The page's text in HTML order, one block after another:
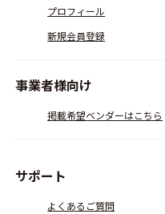
プロフィール
新規会員登録
事業者様向け
掲載希望ベンダーはこちら
サポート
よくあるご質問